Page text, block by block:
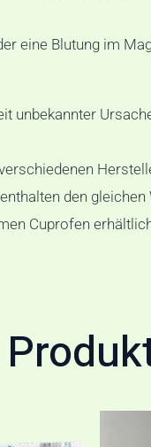
eine Blutung im
unbekannter
den
Cuprofen